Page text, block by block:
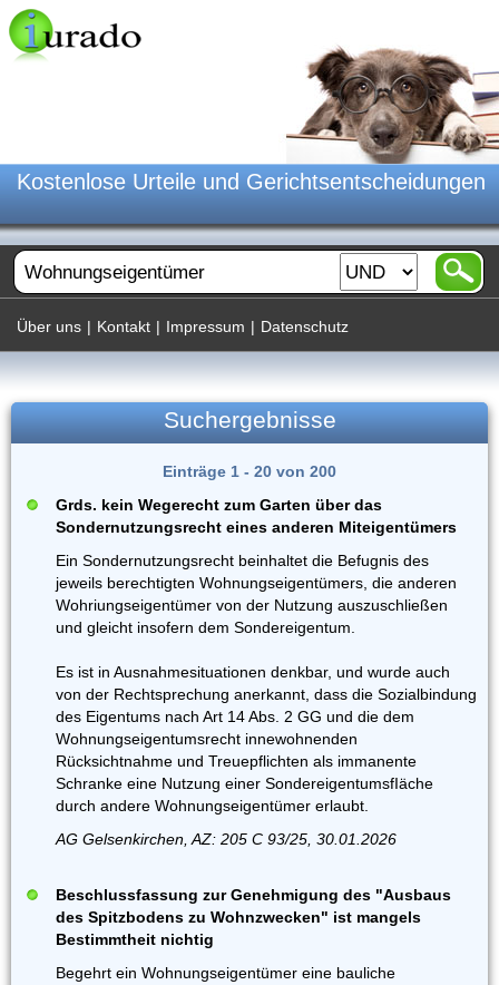
Kostenlose Urteile und Gerichtsentscheidungen
Über uns | Kontakt | Impressum | Datenschutz
Suchergebnisse
Einträge 1 - 20 von 200
Grds. kein Wegerecht zum Garten über das
Sondernutzungsrecht eines anderen Miteigentümers
Ein Sondernutzungsrecht beinhaltet die Befugnis des
jeweils berechtigten Wohnungseigentümers, die anderen
Wohriungseigentümer von der Nutzung auszuschließen
und gleicht insofern dem Sondereigentum.
Es ist in Ausnahmesituationen denkbar, und wurde auch
von der Rechtsprechung anerkannt, dass die Sozialbindung
des Eigentums nach Art 14 Abs. 2 GG und die dem
Wohnungseigentumsrecht innewohnenden
Rücksichtnahme und Treuepflichten als immanente
Schranke eine Nutzung einer SondereigentumsfIäche
durch andere Wohnungseigentümer erlaubt.
AG Gelsenkirchen, AZ: 205 C 93/25, 30.01.2026
Beschlussfassung zur Genehmigung des "Ausbaus
des Spitzbodens zu Wohnzwecken" ist mangels
Bestimmtheit nichtig
Begehrt ein Wohnungseigentümer eine bauliche